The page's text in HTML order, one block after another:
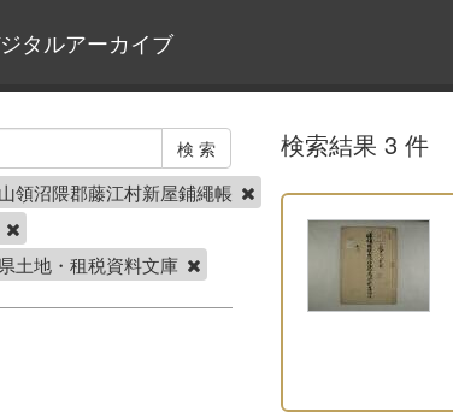
タルアーカイブ
領沼隈郡藤江村新屋鋪繩帳
土地・租税資料文庫
検索結果 3 件